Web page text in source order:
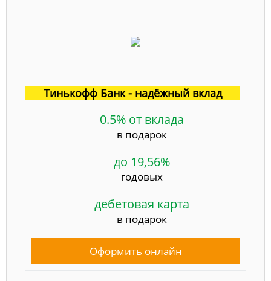
Тинькофф Банк - надёжный вклад
0.5% от вклада
в подарок
до 19,56%
годовых
дебетовая карта
в подарок
Оформить онлайн